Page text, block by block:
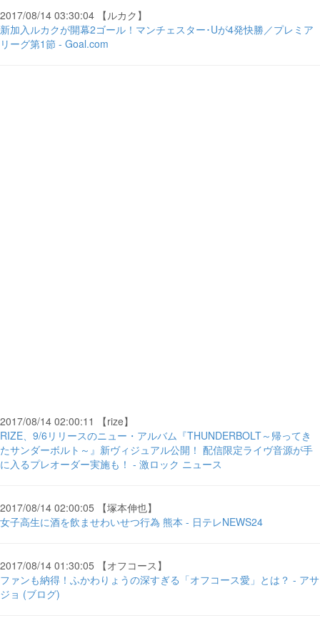
2017/08/14 03:30:04 【ルカク】
新加入ルカクが開幕2ゴール！マンチェスター･Uが4発快勝／プレミア
リーグ第1節 - Goal.com
2017/08/14 02:00:11 【rize】
RIZE、9/6リリースのニュー・アルバム『THUNDERBOLT～帰ってき
たサンダーボルト～』新ヴィジュアル公開！ 配信限定ライヴ音源が手
に入るプレオーダー実施も！ - 激ロック ニュース
2017/08/14 02:00:05 【塚本伸也】
女子高生に酒を飲ませわいせつ行為 熊本 - 日テレNEWS24
2017/08/14 01:30:05 【オフコース】
ファンも納得！ふかわりょうの深すぎる「オフコース愛」とは？ - アサ
ジョ (ブログ)